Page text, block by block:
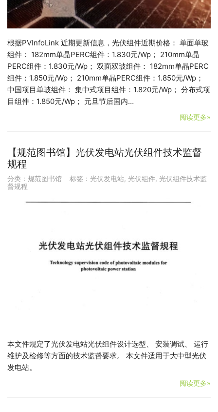
根据PVInfoLink 近期更新信息，光伏组件近期价格： 单面单玻
组件： 182mm单晶PERC组件：1.830元/Wp； 210mm单晶
PERC组件：1.830元/Wp； 双面双玻组件： 182mm单晶PERC
组件：1.850元/Wp； 210mm单晶PERC组件：1.850元/Wp；
中国项目单玻组件： 集中式项目组件：1.820元/Wp； 分布式项
目组件：1.850元/Wp； 元旦节后国内…
阅读更多»
【规范图书馆】光伏发电站光伏组件技术监督
规程
分类： 规范图书馆 标签： 光伏发电站, 光伏组件, 光伏组件技术监
督规程
本文件规定了光伏发电站光伏组件设计选型、 安装调试、 运行
维护及检修等方面的技术监督要求。 本文件适用于大中型光伏
发电站。
阅读更多»